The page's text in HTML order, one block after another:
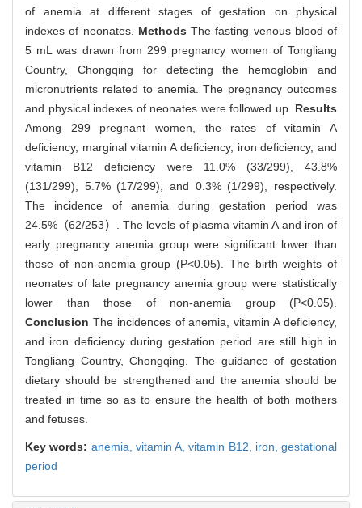
of anemia at different stages of gestation on physical
indexes of neonates. Methods The fasting venous blood of
5 mL was drawn from 299 pregnancy women of Tongliang
Country, Chongqing for detecting the hemoglobin and
micronutrients related to anemia. The pregnancy outcomes
and physical indexes of neonates were followed up. Results
Among 299 pregnant women, the rates of vitamin A
deficiency, marginal vitamin A deficiency, iron deficiency, and
vitamin B12 deficiency were 11.0% (33/299), 43.8%
(131/299), 5.7% (17/299), and 0.3% (1/299), respectively.
The incidence of anemia during gestation period was
24.5%（62/253）. The levels of plasma vitamin A and iron of
early pregnancy anemia group were significant lower than
those of non-anemia group (P<0.05). The birth weights of
neonates of late pregnancy anemia group were statistically
lower than those of non-anemia group (P<0.05).
Conclusion The incidences of anemia, vitamin A deficiency,
and iron deficiency during gestation period are still high in
Tongliang Country, Chongqing. The guidance of gestation
dietary should be strengthened and the anemia should be
treated in time so as to ensure the health of both mothers
and fetuses.
Key words: anemia, vitamin A,vitamin B12, iron, gestational
period